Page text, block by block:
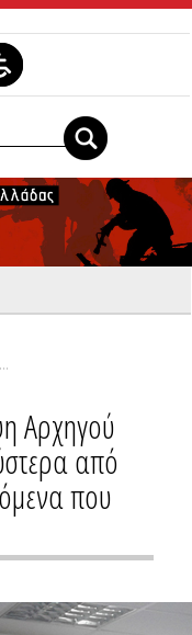
24/10/2016, Επίσκεψη Αρχηγού Π.Σ. στο Μεσολόγγι ύστερα από τα έντονα καιρικά φαινόμενα που έπληξαν την περιοχή.
Αρχηγού
από
που